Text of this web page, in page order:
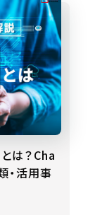
は？Cha
・活用事